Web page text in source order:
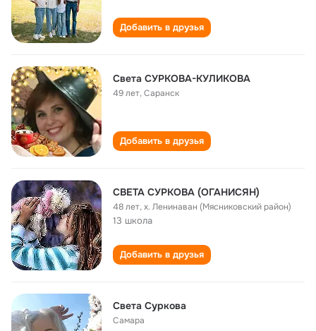
Добавить в друзья
Света СУРКОВА-КУЛИКОВА
49 лет,Саранск
Добавить в друзья
СВЕТА СУРКОВА (ОГАНИСЯН)
48 лет,х. Ленинаван (Мясниковский район)
13 школа
Добавить в друзья
Света Суркова
Самара